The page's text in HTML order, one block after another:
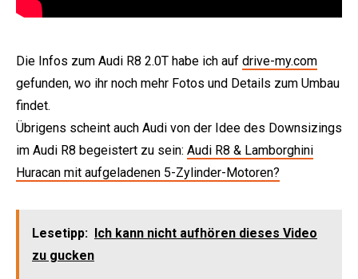
Die Infos zum Audi R8 2.0T habe ich auf drive-my.com
gefunden, wo ihr noch mehr Fotos und Details zum Umbau
findet.
Übrigens scheint auch Audi von der Idee des Downsizings
im Audi R8 begeistert zu sein: Audi R8 & Lamborghini
Huracan mit aufgeladenen 5-Zylinder-Motoren?
Lesetipp:
Ich kann nicht aufhören dieses Video
zu gucken